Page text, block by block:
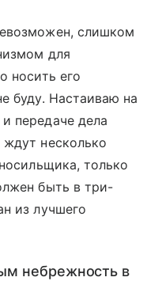
слишком
для
носить его
буду. Настаиваю на
передаче дела
несколько
только
быть в три-
из лучшего
небрежность в